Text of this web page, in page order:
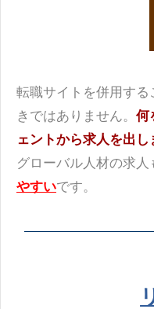
転職サイトを併用す
きではありません。 何
ェントから求人を出し
グローバル人材の求人
やすいです。